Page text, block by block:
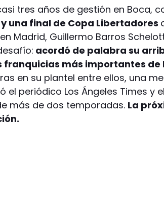
tres años de gestión en Boca,
una final de Copa Libertadores
Madrid, Guillermo Barros
acordó de palabra su
franquicias más importantes de
en su plantel entre ellos, una
el periódico Los Ángeles Times y
más de dos temporadas. La